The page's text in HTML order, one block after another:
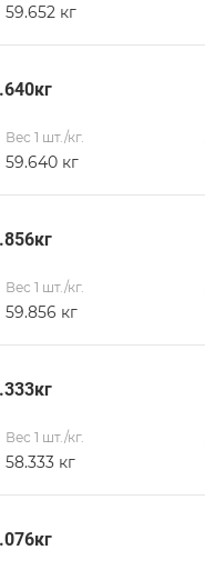
59.652 кг
Вес 1 шт./кг.
59.640 кг
Вес 1 шт./кг.
59.856 кг
Вес 1 шт./кг.
58.333 кг